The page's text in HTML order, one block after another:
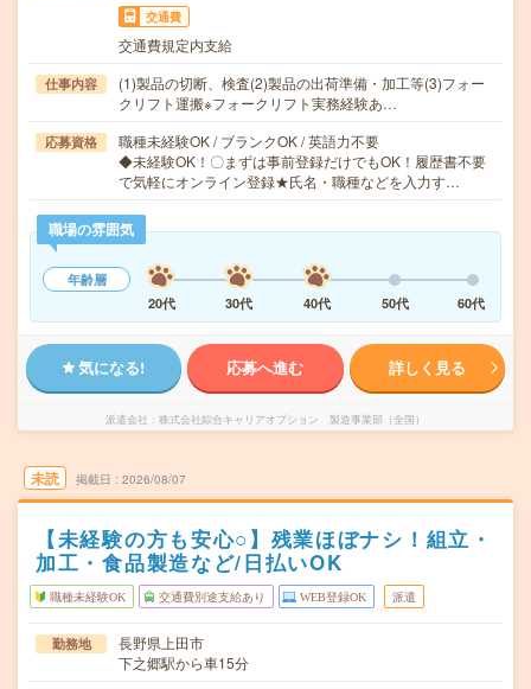
交通費
交通費規定内支給
仕事内容
(1)製品の切断、検査(2)製品の出荷準備・加工等(3)フォー
クリフト運搬※フォークリフト実務経験あ…
応募資格
職種未経験OK / ブランクOK / 英語力不要
◆未経験OK！〇まずは事前登録だけでもOK！履歴書不要
で気軽にオンライン登録★氏名・職種などを入力す…
職場の雰囲気
年齢層
20代
30代 40代 50代 60代
気になる! 応募へ進む 詳しく見る
派遣会社 株式会社綜合キャリアオプション 製造事業部（全国）
未読 掲載日 2026/08/07
【未経験の方も安心○】残業ほぼナシ！組立・
加工・食品製造など/日払いOK
職種未経験OK 交通費別途支給あり WEB登録OK 派遣
勤務地
長野県上田市
下之郷駅から車15分